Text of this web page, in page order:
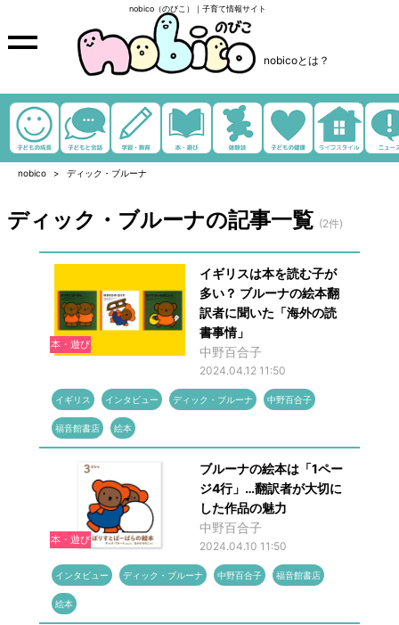
nobico（のびこ）｜子育て情報サイト
nobicoとは？
nobico ディック・ブルーナ
ディック・ブルーナの記事一覧 (2件)
本・遊び
イギリスは本を読む子が
多い？ ブルーナの絵本翻
訳者に聞いた「海外の読
書事情」
中野百合子
2024.04.12 11:50
イギリス インタビュー ディック・ブルーナ 中野百合子
福音館書店 絵本
本・遊び
ブルーナの絵本は「1ペー
ジ4行」…翻訳者が大切に
した作品の魅力
中野百合子
2024.04.10 11:50
インタビュー ディック・ブルーナ 中野百合子 福音館書店
絵本